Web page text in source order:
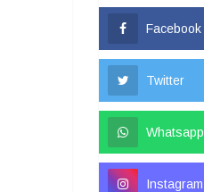
Facebook
Twitter
Whatsapp
Instagram